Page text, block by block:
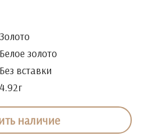
Золото
Белое золото
Без вставки
4.92г
наличие